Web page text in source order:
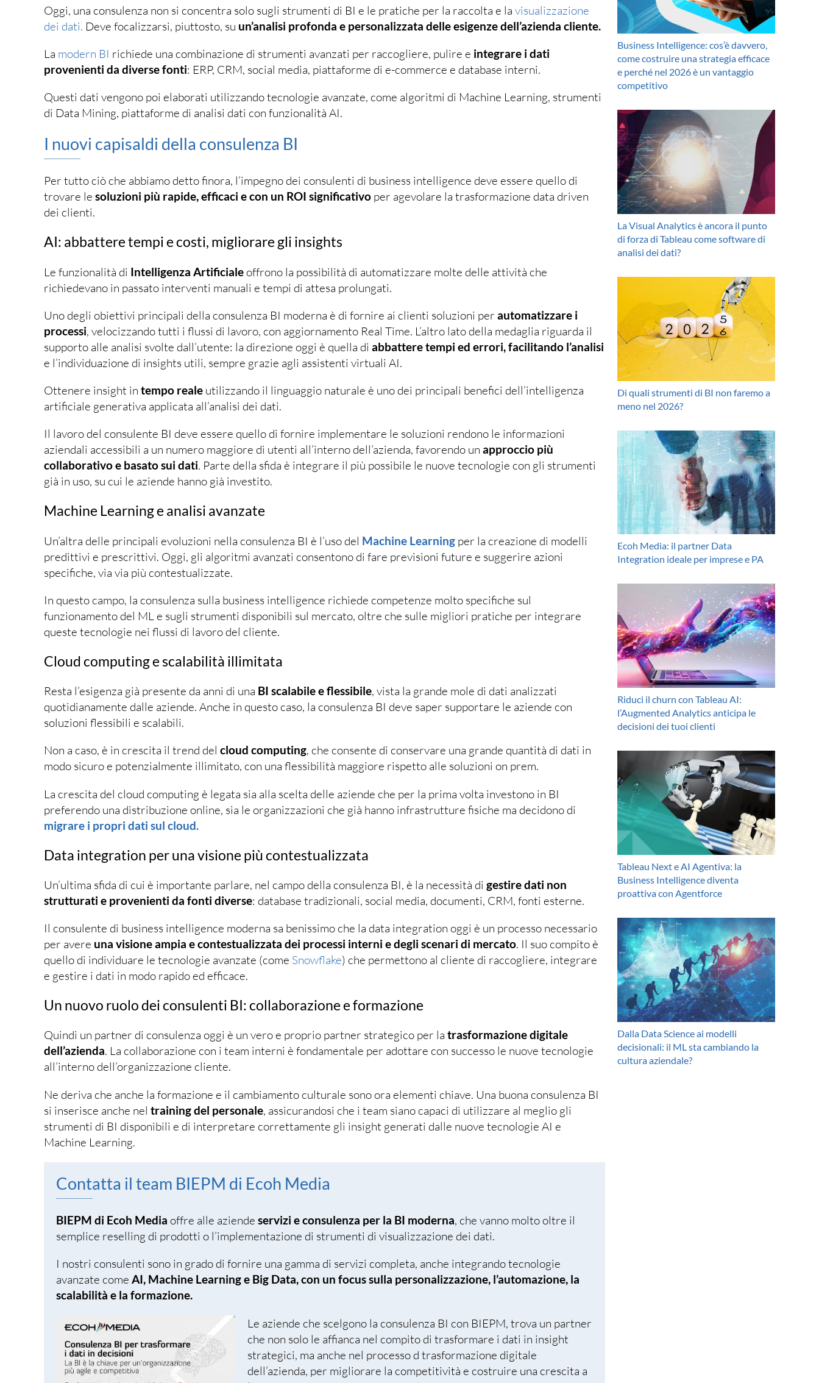
Oggi, una consulenza non si concentra solo sugli strumenti di BI e le pratiche per la raccolta e la visualizzazione
dei dati. Deve focalizzarsi, piuttosto, su un’analisi profonda e personalizzata delle esigenze dell’azienda cliente.
La modern BI richiede una combinazione di strumenti avanzati per raccogliere, pulire e integrare i dati
provenienti da diverse fonti: ERP, CRM, social media, piattaforme di e-commerce e database interni.
Questi dati vengono poi elaborati utilizzando tecnologie avanzate, come algoritmi di Machine Learning, strumenti
di Data Mining, piattaforme di analisi dati con funzionalità AI.
I nuovi capisaldi della consulenza BI
Per tutto ciò che abbiamo detto finora, l’impegno dei consulenti di business intelligence deve essere quello di
trovare le soluzioni più rapide, efficaci e con un ROI significativo per agevolare la trasformazione data driven
dei clienti.
AI: abbattere tempi e costi, migliorare gli insights
Le funzionalità di Intelligenza Artificialeoffrono la possibilità di automatizzare molte delle attività che
richiedevano in passato interventi manuali e tempi di attesa prolungati.
Uno degli obiettivi principali della consulenza BI moderna è di fornire ai clienti soluzioni per automatizzare i
processi, velocizzando tutti i flussi di lavoro, con aggiornamento Real Time. L’altro lato della medaglia riguarda il
supporto alle analisi svolte dall’utente: la direzione oggi è quella di abbattere tempi ed errori, facilitando l’analisi
e l’individuazione di insights utili, sempre grazie agli assistenti virtuali AI.
Ottenere insight in tempo reale utilizzando il linguaggio naturale è uno dei principali benefici dell’intelligenza
artificiale generativa applicata all’analisi dei dati.
Il lavoro del consulente BI deve essere quello di fornire implementare le soluzioni rendono le informazioni
aziendali accessibili a un numero maggiore di utenti all’interno dell’azienda, favorendo un approccio più
collaborativo e basato sui dati. Parte della sfida è integrare il più possibile le nuove tecnologie con gli strumenti
già in uso, su cui le aziende hanno già investito.
Machine Learning e analisi avanzate
Un’altra delle principali evoluzioni nella consulenza BI è l’uso del Machine Learning per la creazione di modelli
predittivi e prescrittivi. Oggi, gli algoritmi avanzati consentono di fare previsioni future e suggerire azioni
specifiche, via via più contestualizzate.
In questo campo, la consulenza sulla business intelligence richiede competenze molto specifiche sul
funzionamento del ML e sugli strumenti disponibili sul mercato, oltre che sulle migliori pratiche per integrare
queste tecnologie nei flussi di lavoro del cliente.
Cloud computing e scalabilità illimitata
Resta l’esigenza già presente da anni di una BI scalabile e flessibile, vista la grande mole di dati analizzati
quotidianamente dalle aziende. Anche in questo caso, la consulenza BI deve saper supportare le aziende con
soluzioni flessibili e scalabili.
Non a caso, è in crescita il trend del cloud computing, che consente di conservare una grande quantità di dati in
modo sicuro e potenzialmente illimitato, con una flessibilità maggiore rispetto alle soluzioni on prem.
La crescita del cloud computing è legata sia alla scelta delle aziende che per la prima volta investono in BI
preferendo una distribuzione online, sia le organizzazioni che già hanno infrastrutture fisiche ma decidono di
migrare i propri dati sul cloud.
Data integration per una visione più contestualizzata
Un’ultima sfida di cui è importante parlare, nel campo della consulenza BI, è la necessità di gestire dati non
strutturati e provenienti da fonti diverse: database tradizionali, social media, documenti, CRM, fonti esterne.
Il consulente di business intelligence moderna sa benissimo che la data integration oggi è un processo necessario
per avere una visione ampia e contestualizzata dei processi interni e degli scenari di mercato. Il suo compito è
quello di individuare le tecnologie avanzate (come Snowflake) che permettono al cliente di raccogliere, integrare
e gestire i dati in modo rapido ed efficace.
Un nuovo ruolo dei consulenti BI: collaborazione e formazione
Quindi un partner di consulenza oggi è un vero e proprio partner strategico per la trasformazione digitale
dell’azienda. La collaborazione con i team interni è fondamentale per adottare con successo le nuove tecnologie
all’interno dell’organizzazione cliente.
Ne deriva che anche la formazione e il cambiamento culturale sono ora elementi chiave. Una buona consulenza BI
si inserisce anche nel training del personale, assicurandosi che i team siano capaci di utilizzare al meglio gli
strumenti di BI disponibili e di interpretare correttamente gli insight generati dalle nuove tecnologie AI e
Machine Learning.
Contatta il team BIEPM di Ecoh Media
BIEPM di Ecoh Media offre alle aziende servizi e consulenza per la BI moderna, che vanno molto oltre il
semplice reselling di prodotti o l’implementazione di strumenti di visualizzazione dei dati.
I nostri consulenti sono in grado di fornire una gamma di servizi completa, anche integrando tecnologie
avanzate come AI, Machine Learning e Big Data, con un focus sulla personalizzazione, l’automazione, la
scalabilità e la formazione.
Le aziende che scelgono la consulenza BI con BIEPM, trova un partner
che non solo le affianca nel compito di trasformare i dati in insight
strategici, ma anche nel processo d trasformazione digitale
dell’azienda, per migliorare la competitività e costruire una crescita a
Business Intelligence: cos’è davvero,
come costruire una strategia efficace
e perché nel 2026 è un vantaggio
competitivo
La Visual Analytics è ancora il punto
di forza di Tableau come software di
analisi dei dati?
Di quali strumenti di BI non faremo a
meno nel 2026?
Ecoh Media: il partner Data
Integration ideale per imprese e PA
Riduci il churn con Tableau AI:
l’Augmented Analytics anticipa le
decisioni dei tuoi clienti
Tableau Next e AI Agentiva: la
Business Intelligence diventa
proattiva con Agentforce
Dalla Data Science ai modelli
decisionali: il ML sta cambiando la
cultura aziendale?